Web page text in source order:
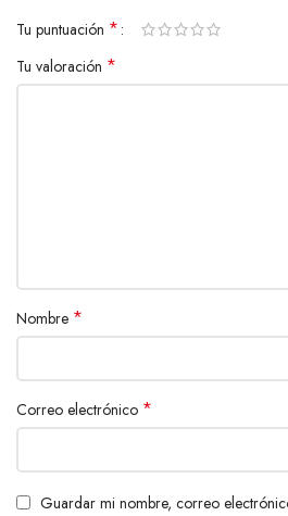
Tu puntuación *
Tu valoración *
Nombre *
Correo electrónico *
Guardar mi nombre, correo